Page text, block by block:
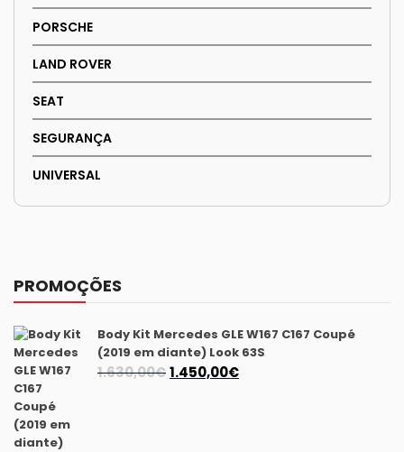
PORSCHE
LAND ROVER
SEAT
SEGURANÇA
UNIVERSAL
PROMOÇÕES
Body Kit Mercedes GLE W167 C167 Coupé
(2019 em diante) Look 63S
1.630,00€O
1.450,00€O